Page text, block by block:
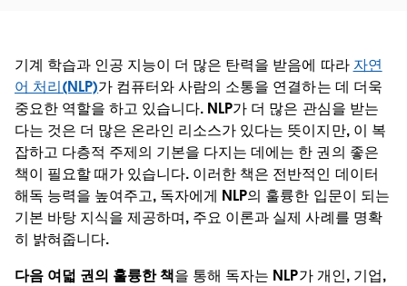
기계 학습과 인공 지능이 더 많은 탄력을 받음에 따라 자연
어 처리(NLP)가 컴퓨터와 사람의 소통을 연결하는 데 더욱
중요한 역할을 하고 있습니다. NLP가 더 많은 관심을 받는
다는 것은 더 많은 온라인 리소스가 있다는 뜻이지만, 이 복
잡하고 다층적 주제의 기본을 다지는 데에는 한 권의 좋은
책이 필요할 때가 있습니다. 이러한 책은 전반적인 데이터
해독 능력을 높여주고, 독자에게 NLP의 훌륭한 입문이 되는
기본 바탕 지식을 제공하며, 주요 이론과 실제 사례를 명확
히 밝혀줍니다.
다음 여덟 권의 훌륭한 책을 통해 독자는 NLP가 개인, 기업,